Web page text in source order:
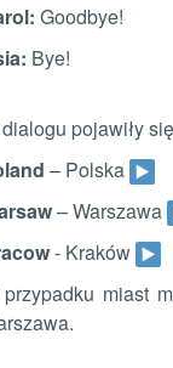
Goodbye!
Bye!
pojawiły
– Polska
– Warszawa
- Kraków
miast